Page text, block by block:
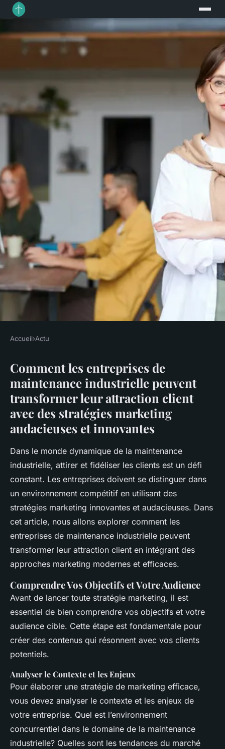
Comment les entreprises de
maintenance industrielle
peuvent transformer leur
attraction client avec des
stratégies marketing
audacieuses et innovantes ?
Théo•16 février 2025•9 min de lecture
Accueil›Actu
Comment les entreprises de
maintenance industrielle peuvent
transformer leur attraction client
avec des stratégies marketing
audacieuses et innovantes
Dans le monde dynamique de la maintenance
industrielle, attirer et fidéliser les clients est un défi
constant. Les entreprises doivent se distinguer dans
un environnement compétitif en utilisant des
stratégies marketing innovantes et audacieuses. Dans
cet article, nous allons explorer comment les
entreprises de maintenance industrielle peuvent
transformer leur attraction client en intégrant des
approches marketing modernes et efficaces.
Comprendre Vos Objectifs et Votre Audience
Avant de lancer toute stratégie marketing, il est
essentiel de bien comprendre vos objectifs et votre
audience cible. Cette étape est fondamentale pour
créer des contenus qui résonnent avec vos clients
potentiels.
Analyser le Contexte et les Enjeux
Pour élaborer une stratégie de marketing efficace,
vous devez analyser le contexte et les enjeux de
votre entreprise. Quel est l’environnement
concurrentiel dans le domaine de la maintenance
industrielle? Quelles sont les tendances du marché